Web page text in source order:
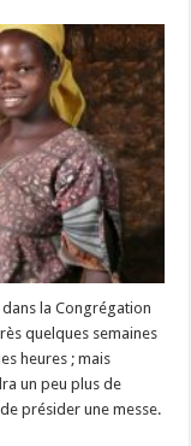
la Congrégation
quelques semaines
heures ; mais
un peu plus de
présider une messe.